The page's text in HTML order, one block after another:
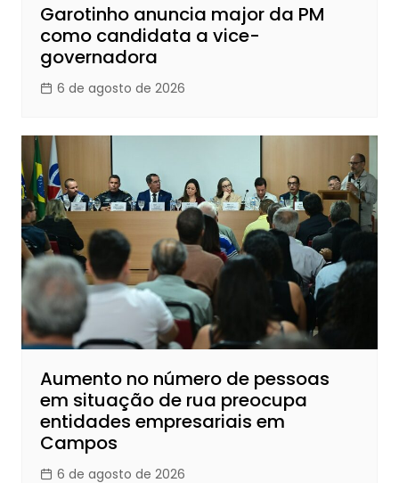
Garotinho anuncia major da PM
como candidata a vice-
governadora
6 de agosto de 2026
Aumento no número de pessoas
em situação de rua preocupa
entidades empresariais em
Campos
6 de agosto de 2026